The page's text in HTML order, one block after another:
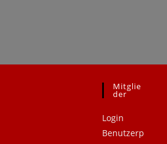
Mitglie
Der
Login
Benutzerp